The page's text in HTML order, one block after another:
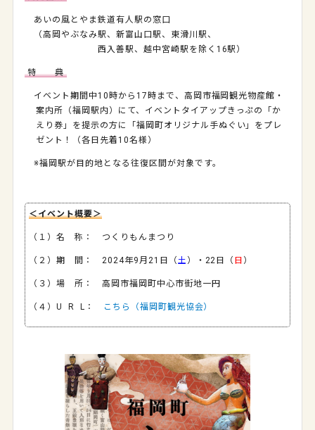
あいの風とやま鉄道有人駅の窓口
（高岡やぶなみ駅、新富山口駅、東滑川駅、
西入善駅、越中宮崎駅を除く16駅）
特 典
イベント期間中10時から17時まで、高岡市福岡観光物産館・
案内所（福岡駅内）にて、イベントタイアップきっぷの「か
えり券」を提示の方に「福岡町オリジナル手ぬぐい」をプレ
ゼント！（各日先着10名様）
※福岡駅が目的地となる往復区間が対象です。
＜イベント概要＞
（１）名 称： つくりもんまつり
（２）期 間： 2024年9月21日（土 ）・22日（ 日 ）
（３）場 所： 高岡市福岡町中心市街地一円
（４）U R L： こちら（福岡町観光協会）